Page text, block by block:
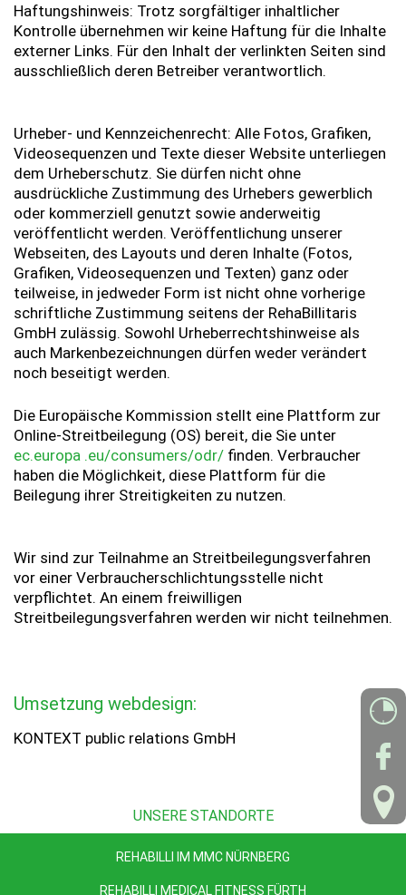
Haftungshinweis: Trotz sorgfältiger inhaltlicher
Kontrolle übernehmen wir keine Haftung für die Inhalte
externer Links. Für den Inhalt der verlinkten Seiten sind
ausschließlich deren Betreiber verantwortlich.
Urheber- und Kennzeichenrecht: Alle Fotos, Grafiken,
Videosequenzen und Texte dieser Website unterliegen
dem Urheberschutz. Sie dürfen nicht ohne
ausdrückliche Zustimmung des Urhebers gewerblich
oder kommerziell genutzt sowie anderweitig
veröffentlicht werden. Veröffentlichung unserer
Webseiten, des Layouts und deren Inhalte (Fotos,
Grafiken, Videosequenzen und Texten) ganz oder
teilweise, in jedweder Form ist nicht ohne vorherige
schriftliche Zustimmung seitens der RehaBillitaris
GmbH zulässig. Sowohl Urheberrechtshinweise als
auch Markenbezeichnungen dürfen weder verändert
noch beseitigt werden.
Die Europäische Kommission stellt eine Plattform zur
Online-Streitbeilegung (OS) bereit, die Sie unter
ec.europa .eu/consumers/odr/ finden. Verbraucher
haben die Möglichkeit, diese Plattform für die
Beilegung ihrer Streitigkeiten zu nutzen.
Wir sind zur Teilnahme an Streitbeilegungsverfahren
vor einer Verbraucherschlichtungsstelle nicht
verpflichtet. An einem freiwilligen
Streitbeilegungsverfahren werden wir nicht teilnehmen.
Umsetzung webdesign:
KONTEXT public relations GmbH
UNSERE STANDORTE
REHABILLI IM MMC NÜRNBERG
REHABILLI MEDICAL FITNESS FÜRTH